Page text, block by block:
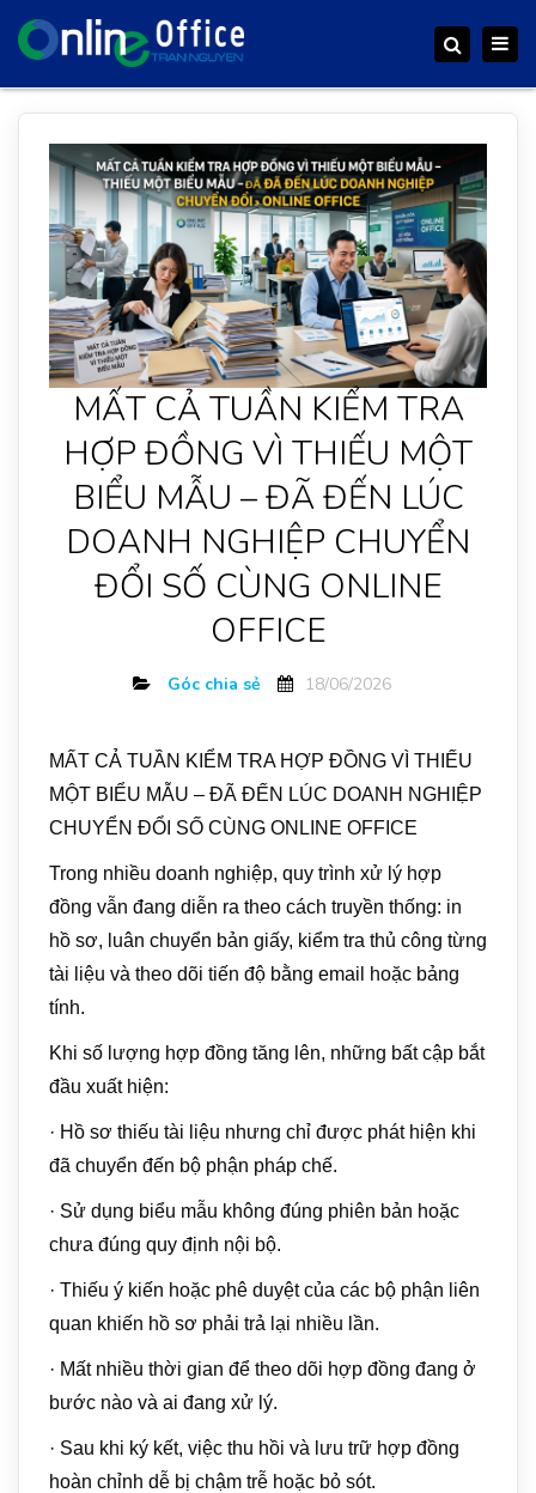
Search
MẤT CẢ TUẦN KIỂM TRA
HỢP ĐỒNG VÌ THIẾU MỘT
BIỂU MẪU – ĐÃ ĐẾN LÚC
DOANH NGHIỆP CHUYỂN
ĐỔI SỐ CÙNG ONLINE
OFFICE
Góc chia sẻ 18/06/2026
MẤT CẢ TUẦN KIỂM TRA HỢP ĐỒNG VÌ THIẾU
MỘT BIỂU MẪU – ĐÃ ĐẾN LÚC DOANH NGHIỆP
CHUYỂN ĐỔI SỐ CÙNG ONLINE OFFICE
Trong nhiều doanh nghiệp, quy trình xử lý hợp
đồng vẫn đang diễn ra theo cách truyền thống: in
hồ sơ, luân chuyển bản giấy, kiểm tra thủ công từng
tài liệu và theo dõi tiến độ bằng email hoặc bảng
tính.
Khi số lượng hợp đồng tăng lên, những bất cập bắt
đầu xuất hiện:
· Hồ sơ thiếu tài liệu nhưng chỉ được phát hiện khi
đã chuyển đến bộ phận pháp chế.
· Sử dụng biểu mẫu không đúng phiên bản hoặc
chưa đúng quy định nội bộ.
· Thiếu ý kiến hoặc phê duyệt của các bộ phận liên
quan khiến hồ sơ phải trả lại nhiều lần.
· Mất nhiều thời gian để theo dõi hợp đồng đang ở
bước nào và ai đang xử lý.
· Sau khi ký kết, việc thu hồi và lưu trữ hợp đồng
hoàn chỉnh dễ bị chậm trễ hoặc bỏ sót.